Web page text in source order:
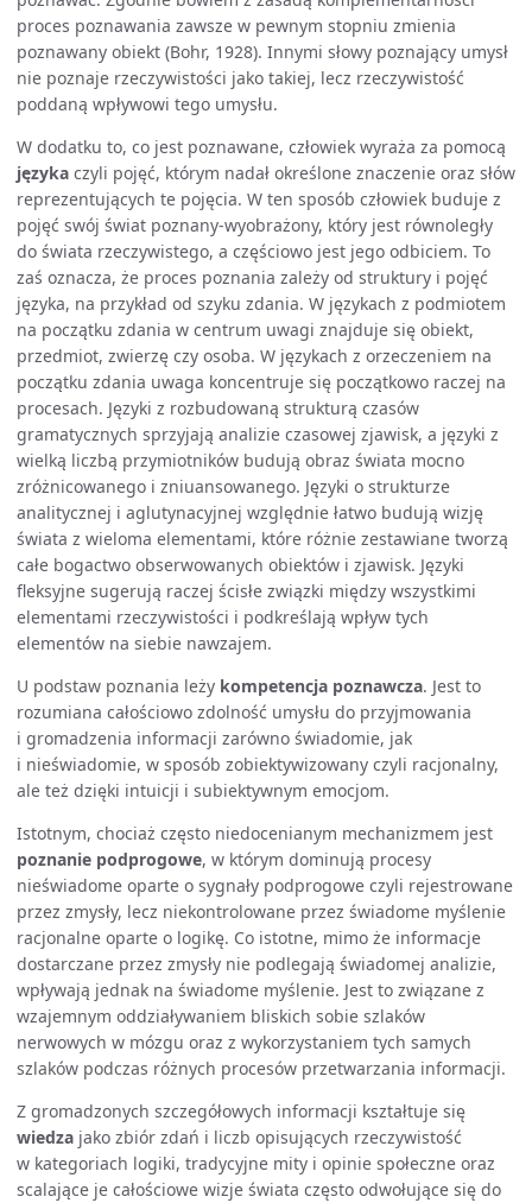
proces poznawania zawsze w pewnym stopniu zmienia
poznawany obiekt (Bohr, 1928). Innymi słowy poznający umysł
nie poznaje rzeczywistości jako takiej, lecz rzeczywistość
poddaną wpływowi tego umysłu.
W dodatku to, co jest poznawane, człowiek wyraża za pomocą
języka czyli pojęć, którym nadał określone znaczenie oraz słów
reprezentujących te pojęcia. W ten sposób człowiek buduje z
pojęć swój świat poznany-wyobrażony, który jest równoległy
do świata rzeczywistego, a częściowo jest jego odbiciem. To
zaś oznacza, że proces poznania zależy od struktury i pojęć
języka, na przykład od szyku zdania. W językach z podmiotem
na początku zdania w centrum uwagi znajduje się obiekt,
przedmiot, zwierzę czy osoba. W językach z orzeczeniem na
początku zdania uwaga koncentruje się początkowo raczej na
procesach. Języki z rozbudowaną strukturą czasów
gramatycznych sprzyjają analizie czasowej zjawisk, a języki z
wielką liczbą przymiotników budują obraz świata mocno
zróżnicowanego i zniuansowanego. Języki o strukturze
analitycznej i aglutynacyjnej względnie łatwo budują wizję
świata z wieloma elementami, które różnie zestawiane tworzą
całe bogactwo obserwowanych obiektów i zjawisk. Języki
fleksyjne sugerują raczej ścisłe związki między wszystkimi
elementami rzeczywistości i podkreślają wpływ tych
elementów na siebie nawzajem.
U podstaw poznania leży kompetencja poznawcza. Jest to
rozumiana całościowo zdolność umysłu do przyjmowania
i gromadzenia informacji zarówno świadomie, jak
i nieświadomie, w sposób zobiektywizowany czyli racjonalny,
ale też dzięki intuicji i subiektywnym emocjom.
Istotnym, chociaż często niedocenianym mechanizmem jest
poznanie podprogowe, w którym dominują procesy
nieświadome oparte o sygnały podprogowe czyli rejestrowane
przez zmysły, lecz niekontrolowane przez świadome myślenie
racjonalne oparte o logikę. Co istotne, mimo że informacje
dostarczane przez zmysły nie podlegają świadomej analizie,
wpływają jednak na świadome myślenie. Jest to związane z
wzajemnym oddziaływaniem bliskich sobie szlaków
nerwowych w mózgu oraz z wykorzystaniem tych samych
szlaków podczas różnych procesów przetwarzania informacji.
Z gromadzonych szczegółowych informacji kształtuje się
wiedza jako zbiór zdań i liczb opisujących rzeczywistość
w kategoriach logiki, tradycyjne mity i opinie społeczne oraz
scalające je całościowe wizje świata często odwołujące się do